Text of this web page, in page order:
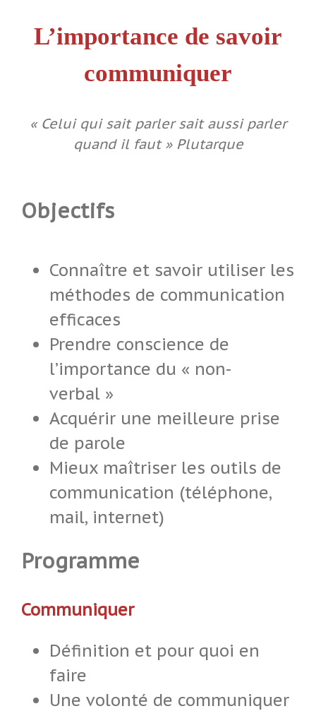
L’importance de savoir
communiquer
« Celui qui sait parler sait aussi parler
quand il faut » Plutarque
Objectifs
Connaître et savoir utiliser les
méthodes de communication
efficaces
Prendre conscience de
l’importance du « non-
verbal »
Acquérir une meilleure prise
de parole
Mieux maîtriser les outils de
communication (téléphone,
mail, internet)
Programme
Communiquer
Définition et pour quoi en
faire
Une volonté de communiquer